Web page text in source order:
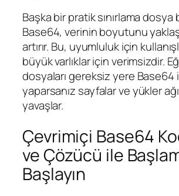
Başka bir pratik sınırlama
Base64, verinin boyutunu
artırır. Bu, uyumluluk için
büyük varlıklar için verimsizdir.
dosyaları gereksiz yere Base64
yaparsanız sayfalar ve yükler
yavaşlar.
Çevrimiçi Base64
ve Çözücü ile
Başlayın